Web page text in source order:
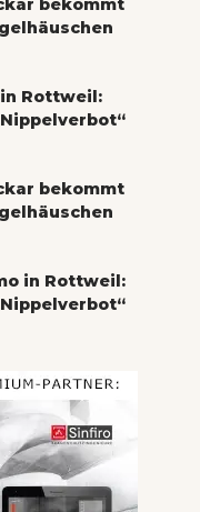
Rottweil:
bekommt
in Rottweil: